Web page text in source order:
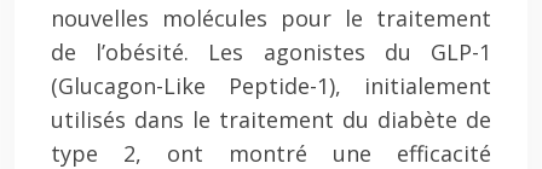
nouvelles molécules pour le traitement
de l’obésité. Les agonistes du GLP-1
(Glucagon-Like Peptide-1), initialement
utilisés dans le traitement du diabète de
type 2, ont montré une efficacité